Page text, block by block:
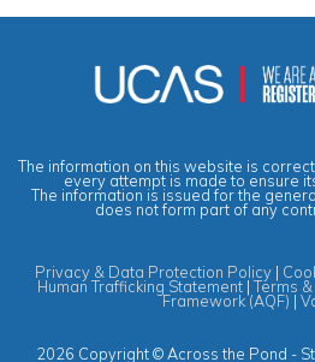
The information on this website is
every attempt is made to ensure
The information is issued for the
does not form part of any
Privacy & Data Protection Policy |
Human Trafficking Statement | Terms
Framework (AQF) |
2026 Copyright © Across the Pond -